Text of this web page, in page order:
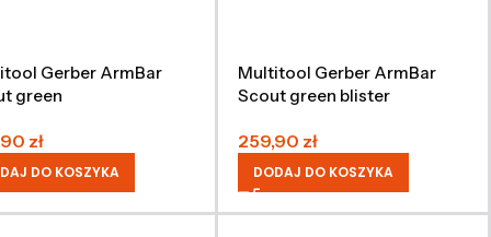
Gerber ArmBar
green
zł
DO KOSZYKA
Multitool Gerber ArmBar
Scout green blister
259,90 zł
DODAJ DO KOSZYKA